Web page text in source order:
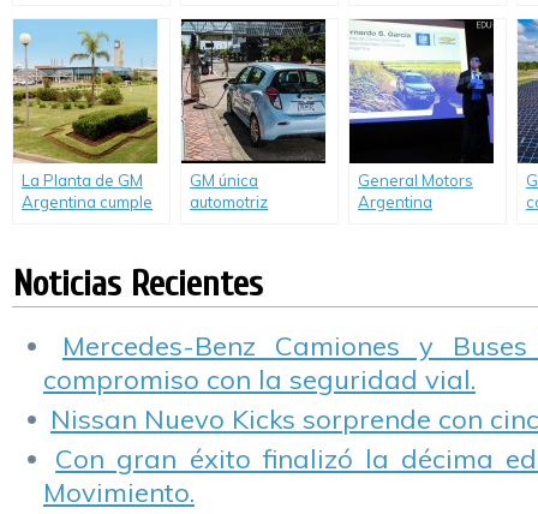
sustentabilidad
Argentina”, de la
Fundación
Oftalmológica
Argentina.
La Planta de GM
Argentina cumple
materia ambiental
GM única
automotriz
Sustentabilidad
General Motors
Argentina
Noticias Recientes
Mercedes-Benz Camiones y
compromiso con la seguridad vial.
Nissan Nuevo Kicks sorprende con
Con gran éxito finalizó la décima
Movimiento.